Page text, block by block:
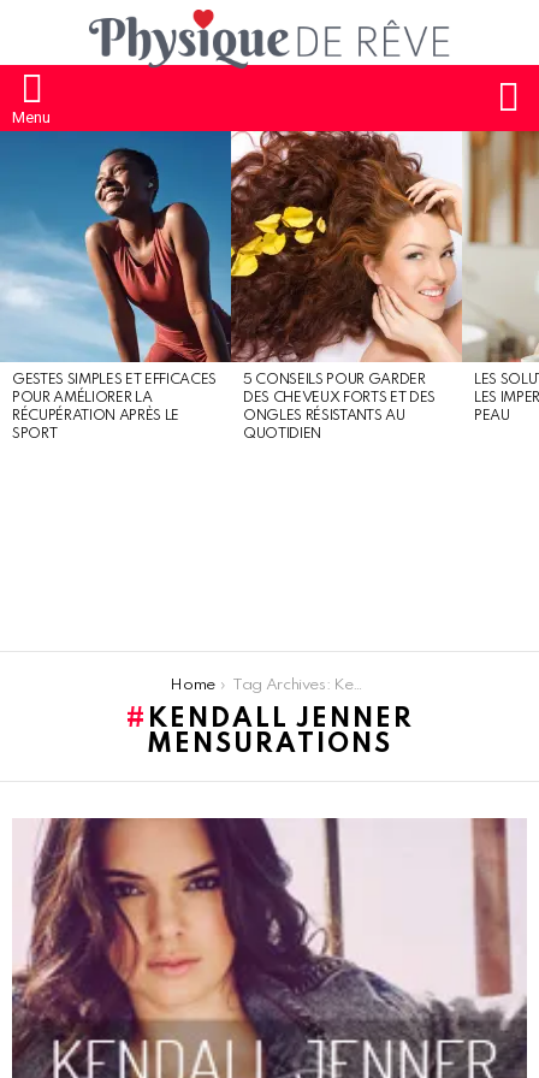
Menu
GESTES SIMPLES ET EFFICACES
POUR AMÉLIORER LA
RÉCUPÉRATION APRÈS LE
SPORT
5 CONSEILS POUR GARDER
DES CHEVEUX FORTS ET DES
ONGLES RÉSISTANTS AU
QUOTIDIEN
LES
LES
PEAU
Home Tag Archives: Kendall Jenner mensurations
KENDALL JENNER
MENSURATIONS
LATEST
STORIES